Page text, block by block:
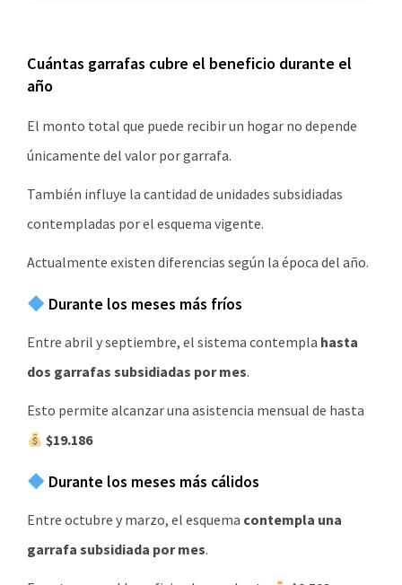
Cuántas garrafas cubre el beneficio durante el
año
El monto total que puede recibir un hogar no depende
únicamente del valor por garrafa.
También influye la cantidad de unidades subsidiadas
contempladas por el esquema vigente.
Actualmente existen diferencias según la época del año.
Durante los meses más fríos
Entre abril y septiembre, el sistema contempla hasta
dos garrafas subsidiadas por mes.
Esto permite alcanzar una asistencia mensual de hasta
$19.186
Durante los meses más cálidos
Entre octubre y marzo, el esquema contempla una
garrafa subsidiada por mes.